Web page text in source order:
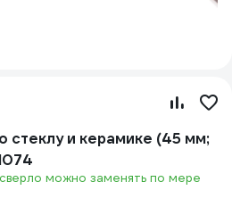
стеклу и керамике (45 мм;
можно заменять по мере